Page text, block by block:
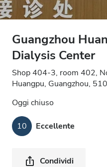
Guangzhou
Dialysis Center
Shop 404-3, room 402,
Huangpu, Guangzhou,
Oggi chiuso
10 Eccellente
Condividi